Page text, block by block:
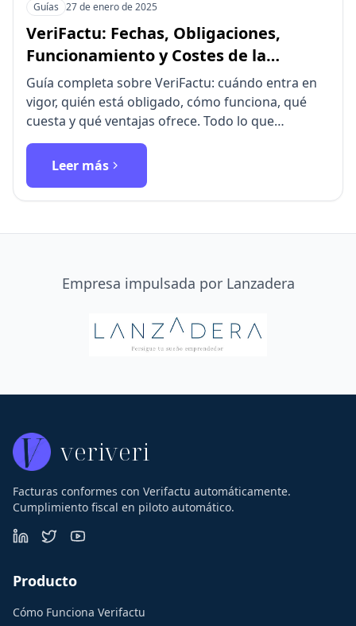
Guías 27 de enero de 2025
VeriFactu: Fechas, Obligaciones,
Funcionamiento y Costes de la
Facturación Verificable
Guía completa sobre VeriFactu: cuándo entra en
vigor, quién está obligado, cómo funciona, qué
cuesta y qué ventajas ofrece. Todo lo que
necesitas saber sobre…
Leer más
Empresa impulsada por Lanzadera
veriveri
Facturas conformes con Verifactu automáticamente.
Cumplimiento fiscal en piloto automático.
Producto
Cómo Funciona Verifactu